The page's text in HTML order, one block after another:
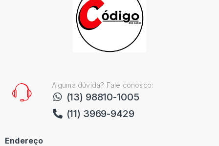
Alguma dúvida? Fale conosco:
(13) 98810-1005
(11) 3969-9429
Endereço